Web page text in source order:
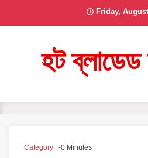
Friday,
হট ব্লাডেড
Category -0 Minutes